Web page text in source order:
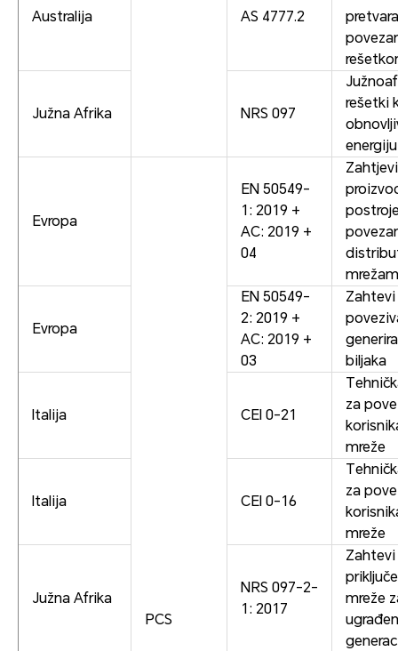
Australija AS 4777.2
Južna Afrika NRS 097
rešetki
energiju
Evropa
PCS
EN 50549-
1: 2019 +
AC: 2019 +
04
Evropa
EN 50549-
2: 2019 +
AC: 2019 +
03
Zahtevi
biljaka
Italija CEI 0-21
za
mreže
Italija CEI 0-16
za
mreže
Južna Afrika
NRS 097-2-
1: 2017
Zahtevi
mreže